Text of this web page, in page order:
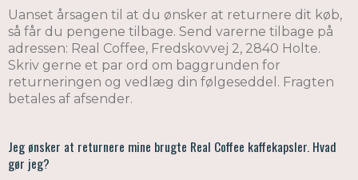
Uanset årsagen til at du ønsker at returnere dit køb,
så får du pengene tilbage. Send varerne tilbage på
adressen: Real Coffee, Fredskovvej 2, 2840 Holte.
Skriv gerne et par ord om baggrunden for
returneringen og vedlæg din følgeseddel. Fragten
betales af afsender.
Jeg ønsker at returnere mine brugte Real Coffee kaffekapsler. Hvad
gør jeg?